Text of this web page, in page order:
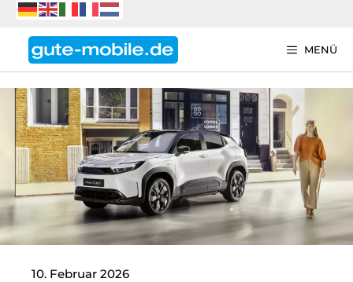
Zum
springen
MENÜ
10. Februar 2026